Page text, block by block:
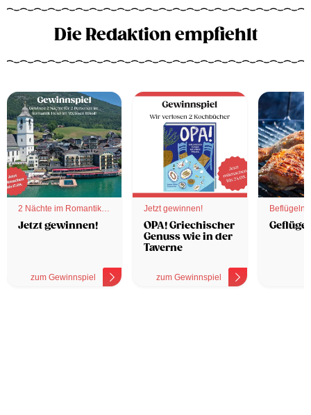
Die Redaktion empfiehlt
2 Nächte im Romantik
Hotel
Jetzt gewinnen!
zum Gewinnspiel
Jetzt gewinnen!
OPA! Griechischer
Genuss wie in der
Taverne
zum Gewinnspiel